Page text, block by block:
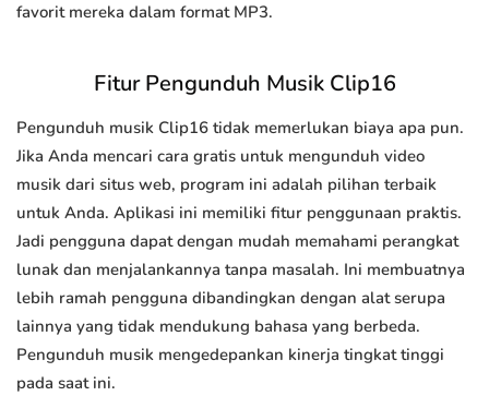
favorit mereka dalam format MP3.
Fitur Pengunduh Musik Clip16
Pengunduh musik Clip16 tidak memerlukan biaya apa pun.
Jika Anda mencari cara gratis untuk mengunduh video
musik dari situs web, program ini adalah pilihan terbaik
untuk Anda. Aplikasi ini memiliki fitur penggunaan praktis.
Jadi pengguna dapat dengan mudah memahami perangkat
lunak dan menjalankannya tanpa masalah. Ini membuatnya
lebih ramah pengguna dibandingkan dengan alat serupa
lainnya yang tidak mendukung bahasa yang berbeda.
Pengunduh musik mengedepankan kinerja tingkat tinggi
pada saat ini.